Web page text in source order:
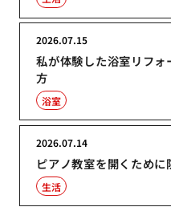
私が体験した浴室リフ
方
2026.07.15
浴室
ピアノ教室を開くため
2026.07.14
生活